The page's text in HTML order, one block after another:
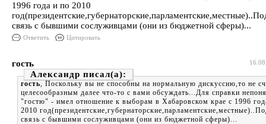
1996 года и по 2010
связь с бывшими сослуживцами (они из бюджетной сферы)...
Ответить Цитировать
гость
Александр
гость, Поскольку вы не способны на нормальную дискуссию,то не
целесообразным далее что-то с вами обсуждать...Для справки
"гостю" - имел отношение к выборам в Хабаровском крае с 1996
2010
связь с бывшими сослуживцами (они из бюджетной сферы)...